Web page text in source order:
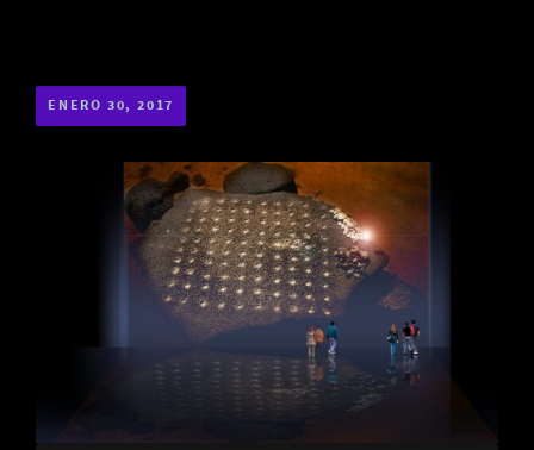
ENERO 30, 2017